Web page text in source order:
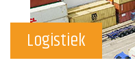
Logistiek